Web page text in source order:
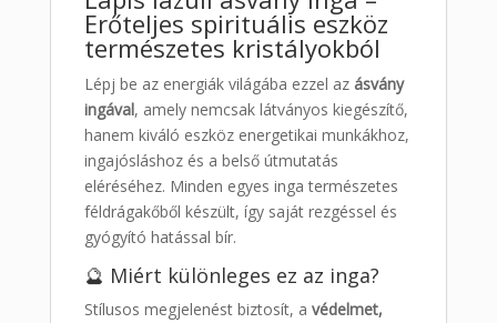
Erőteljes spirituális eszköz
természetes kristályokból
Lépj be az energiák világába ezzel azásvány
ingával, amely nemcsak látványos kiegészítő,
hanem kiváló eszköz energetikai munkákhoz,
ingajósláshoz és a belső útmutatás
eléréséhez. Minden egyes inga természetes
féldrágakőből készült, így saját rezgéssel és
gyógyító hatással bír.
🔮 Miért különleges ez az inga?
Stílusos megjelenést biztosít, a védelmet,